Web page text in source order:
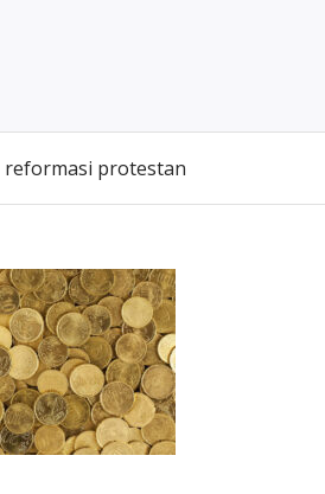
reformasi protestan